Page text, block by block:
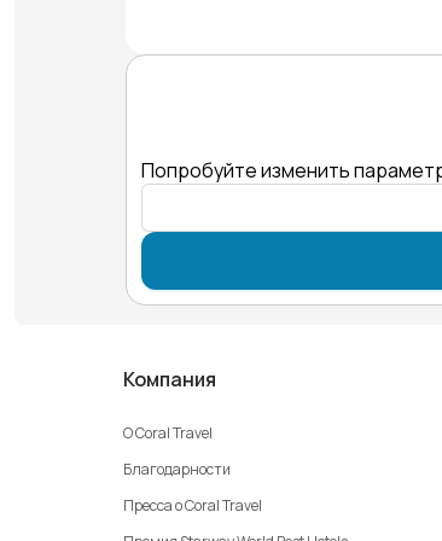
Попробуйте изменить
Компания
О Coral Travel
Благодарности
Пресса о Coral Travel